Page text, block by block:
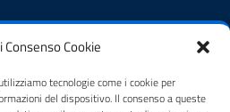
Consenso Cookie
tecnologie come i cookie per
del dispositivo. Il consenso a queste